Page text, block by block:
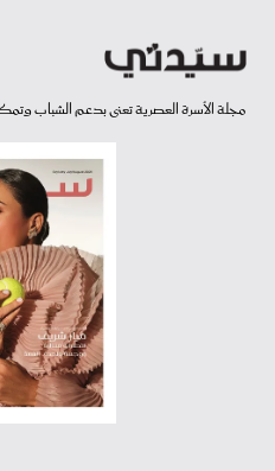
مجلة الأسرة العصرية تعنى بدعم الشباب